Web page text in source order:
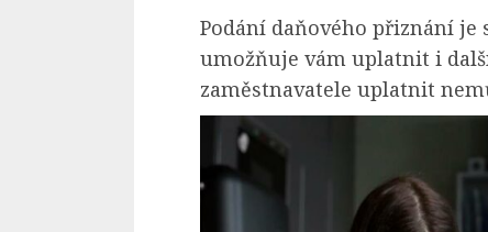
Podání daňového přiznání je
umožňuje vám uplatnit i
zaměstnavatele uplatnit